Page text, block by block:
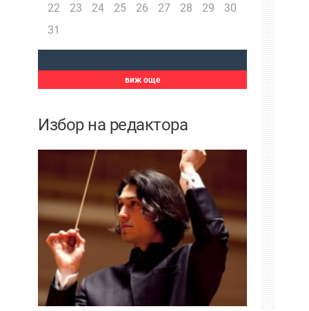
22
23 24 25 26 27 28 29
30
31
виж още
Избор на редактора